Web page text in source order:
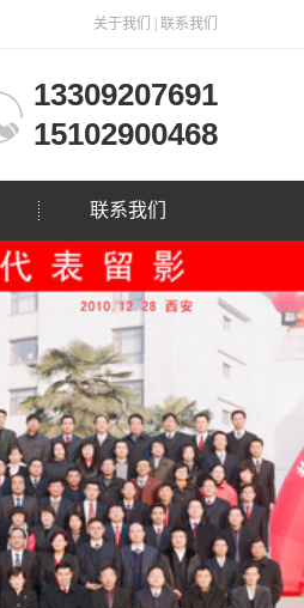
关于我们 联系我们
13309207691
15102900468
联系我们